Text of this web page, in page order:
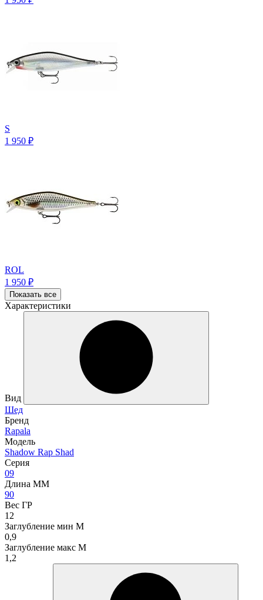
S
1 950 ₽
ROL
1 950 ₽
Показать все
Характеристики
Вид
Шед
Бренд
Rapala
Модель
Shadow Rap Shad
Серия
09
Длина ММ
90
Вес ГР
12
Заглубление мин М
0,9
Заглубление макс М
1,2